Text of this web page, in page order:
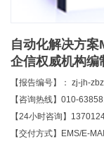
自动化解决方
企信权威机构编
【报告编号】： zj-jh-
【咨询热线】010-
【24小时咨询】
【交付方式】EMS/E-